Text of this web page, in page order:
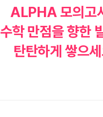
ALPHA 모의고
수학 만점을 향한
탄탄하게 쌓으